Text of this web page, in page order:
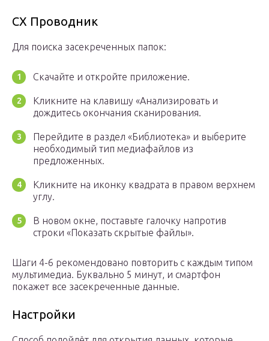
CX Проводник
Для поиска засекреченных папок:
Скачайте и откройте приложение.
Кликните на клавишу «Анализировать и
дождитесь окончания сканирования.
Перейдите в раздел «Библиотека» и выберите
необходимый тип медиафайлов из
предложенных.
Кликните на иконку квадрата в правом верхнем
углу.
В новом окне, поставьте галочку напротив
строки «Показать скрытые файлы».
Шаги 4-6 рекомендовано повторить с каждым типом
мультимедиа. Буквально 5 минут, и смартфон
покажет все засекреченные данные.
Настройки